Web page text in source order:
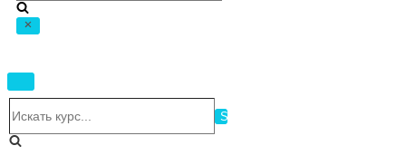
Показать/
Скрыть
навигацию